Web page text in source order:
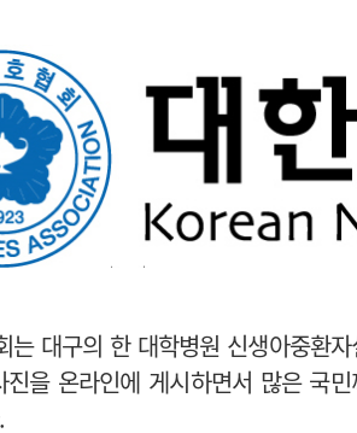
는 대구의 한 대학병원 신생아중환
진을 온라인에 게시하면서 많은 국